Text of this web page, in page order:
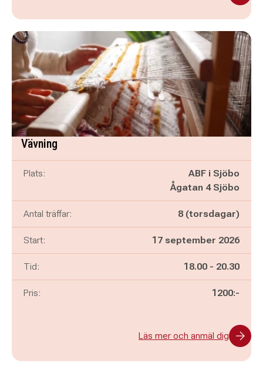
Vävning
Plats:
ABF i Sjöbo
Ågatan 4 Sjöbo
Antal träffar: 8 (torsdagar)
Start: 17 september 2026
Tid: Pågår mellan
18.00 - och
20.30
Pris: 1200:-
Läs mer och anmäl dig